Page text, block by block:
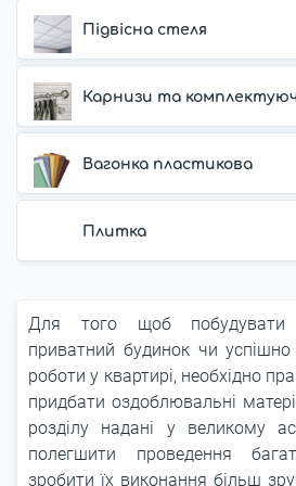
Підвісна стеля
Карнизи та
Вагонка пластикова
Плитка
Для того щоб побудувати
приватний будинок чи
роботи у квартирі, необхідно
придбати оздоблювальні
розділу надані у великому
полегшити проведення
зробити їх виконання більш